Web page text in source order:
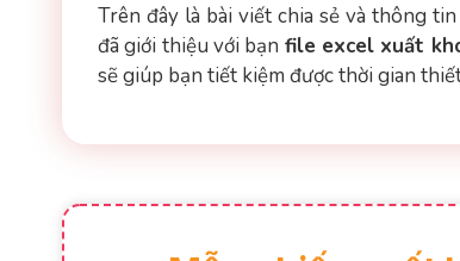
Trên đây là bài viết chia sẻ và thông
đã giới thiệu với bạn file excel xuất
sẽ giúp bạn tiết kiệm được thời gian